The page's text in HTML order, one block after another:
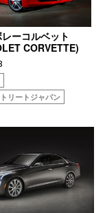
ーコルベット
CORVETTE)
リートジャパン